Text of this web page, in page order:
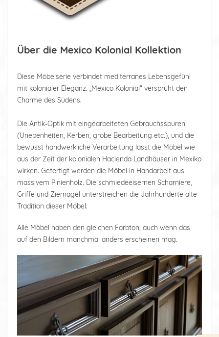
Über die Mexico Kolonial Kollektion
Diese Möbelserie verbindet mediterranes Lebensgefühl
mit kolonialer Eleganz. „Mexico Kolonial“ versprüht den
Charme des Südens.
Die Antik-Optik mit eingearbeiteten Gebrauchsspuren
(Unebenheiten, Kerben, grobe Bearbeitung etc.), und die
bewusst handwerkliche Verarbeitung lässt die Möbel wie
aus der Zeit der kolonialen Hacienda Landhäuser in Mexiko
wirken. Gefertigt werden die Möbel in Handarbeit aus
massivem Pinienholz. Die schmiedeeisernen Scharniere,
Griffe und Ziernägel unterstreichen die Jahrhunderte alte
Tradition dieser Möbel.
Alle Möbel haben den gleichen Farbton, auch wenn das
auf den Bildern manchmal anders erscheinen mag.